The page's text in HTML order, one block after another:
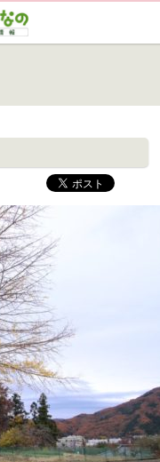
新情報や観光協会会員情報